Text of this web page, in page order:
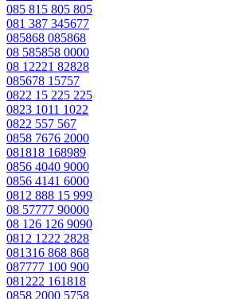
085 815 805 805
081 387 345677
085868 085868
08 585858 0000
08 12221 82828
085678 15757
0822 15 225 225
0823 1011 1022
0822 557 567
0858 7676 2000
081818 168989
0856 4040 9000
0856 4141 6000
0812 888 15 999
08 57777 90000
08 126 126 9090
0812 1222 2828
081316 868 868
087777 100 900
081222 161818
0858 2000 5758